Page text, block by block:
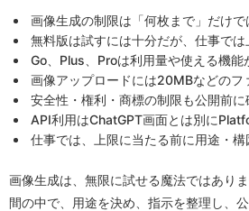
画像生成の制限は「何枚まで」だけで
無料版は試すには十分だが、仕事では
Go、Plus、Proは利用量や使える機能
画像アップロードには20MBなどのフ
安全性・権利・商標の制限も公開前に
API利用はChatGPT画面とは別に
仕事では、上限に当たる前に用途・
画像生成は、無限に試せる魔法ではあり
間の中で、用途を決め、指示を整理し、